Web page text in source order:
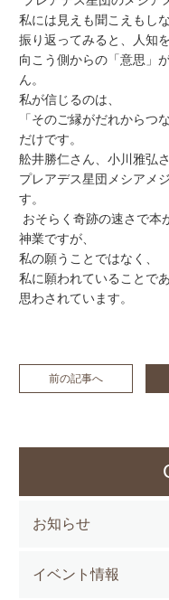
私には見えも聞こえもし
振り返ってみると、人知
向こう側からの「意思」
ん。
私が信じるのは、
「そのご縁がだれからつ
だけです。
舩井勝仁さん、小川雅弘
プレアデス星団メシアメ
す。
おそらく奇跡の速さで本
神業ですが、
私の願うことではなく、
私に願われていることであ
思わされています。
前の記事へ
お知らせ
イベント情報